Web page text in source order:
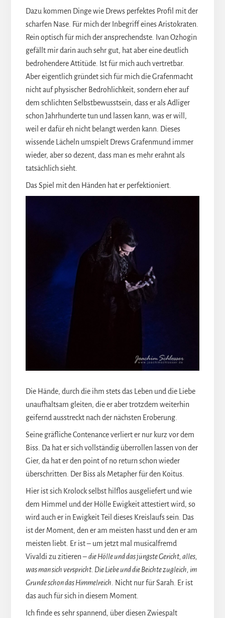
Dazu kommen Dinge wie Drews perfektes Profil mit der
scharfen Nase. Für mich der Inbegriff eines Aristokraten.
Rein optisch für mich der ansprechendste. Ivan Ozhogin
gefällt mir darin auch sehr gut, hat aber eine deutlich
bedrohendere Attitüde. Ist für mich auch vertretbar.
Aber eigentlich gründet sich für mich die Grafenmacht
nicht auf physischer Bedrohlichkeit, sondern eher auf
dem schlichten Selbstbewusstsein, dass er als Adliger
schon Jahrhunderte tun und lassen kann, was er will,
weil er dafür eh nicht belangt werden kann. Dieses
wissende Lächeln umspielt Drews Grafenmund immer
wieder, aber so dezent, dass man es mehr erahnt als
tatsächlich sieht.
Das Spiel mit den Händen hat er perfektioniert.
Die Hände, durch die ihm stets das Leben und die Liebe
unaufhaltsam gleiten, die er aber trotzdem weiterhin
geifernd ausstreckt nach der nächsten Eroberung.
Seine gräfliche Contenance verliert er nur kurz vor dem
Biss. Da hat er sich vollständig überrollen lassen von der
Gier, da hat er den point of no return schon wieder
überschritten. Der Biss als Metapher für den Koitus.
Hier ist sich Krolock selbst hilflos ausgeliefert und wie
dem Himmel und der Hölle Ewigkeit attestiert wird, so
wird auch er in Ewigkeit Teil dieses Kreislaufs sein. Das
ist der Moment, den er am meisten hasst und den er am
meisten liebt. Er ist – um jetzt mal musicalfremd
Vivaldi zu zitieren –die Hölle und das jüngste Gericht, alles,
was man sich verspricht. Die Liebe und die Beichte zugleich, im
Grunde schon das Himmelreich.
Nicht nur für Sarah. Er ist
das auch für sich in diesem Moment.
Ich finde es sehr spannend, über diesen Zwiespalt